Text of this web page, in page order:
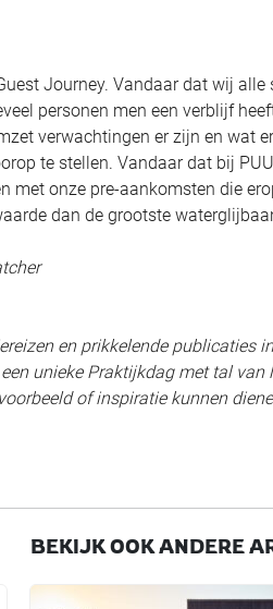
Journey. Vandaar dat wij
personen men een verblijf
verwachtingen er zijn en wat
te stellen. Vandaar dat bij
met onze pre-aankomsten die
dan de grootste
en prikkelende publicaties
unieke Praktijkdag met tal van
of inspiratie kunnen
BEKIJK OOK ANDERE